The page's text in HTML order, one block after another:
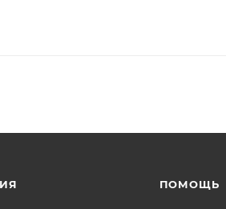
ПОМОЩЬ